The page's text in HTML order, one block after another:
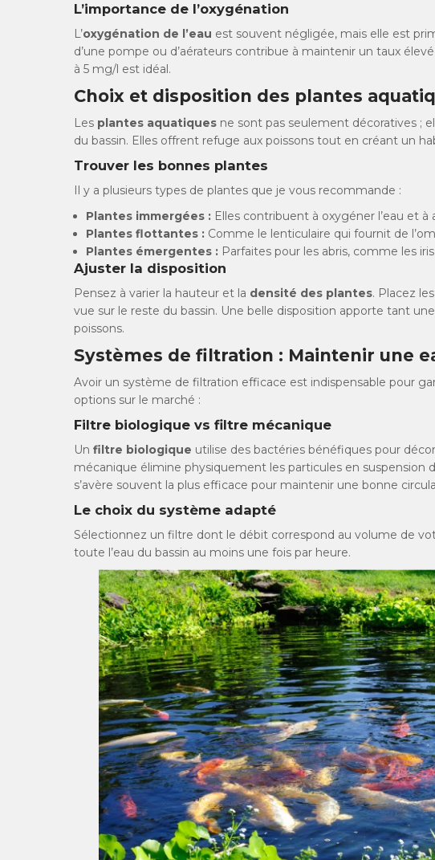
L’importance de l’oxygénation
L’oxygénation de l’eau est souvent négligée, mais elle est
d’une pompe ou d’aérateurs contribue à maintenir un taux
à 5 mg/l est idéal.
Choix et disposition des plantes
Les plantes aquatiques ne sont pas seulement décoratives ;
du bassin. Elles offrent refuge aux poissons tout en créant un
Trouver les bonnes plantes
Il y a plusieurs types de plantes que je vous recommande :
Plantes immergées : Elles contribuent à oxygéner l’eau et
Plantes flottantes : Comme le lenticulaire qui fournit de
Plantes émergentes : Parfaites pour les abris, comme les
Ajuster la disposition
Pensez à varier la hauteur et la densité des plantes. Placez
vue sur le reste du bassin. Une belle disposition apporte tant
poissons.
Systèmes de filtration : Maintenir une
Avoir un système de filtration efficace est indispensable pour
options sur le marché :
Filtre biologique vs filtre mécanique
Un filtre biologique utilise des bactéries bénéfiques pour
mécanique élimine physiquement les particules en suspension
s’avère souvent la plus efficace pour maintenir une bonne
Le choix du système adapté
Sélectionnez un filtre dont le débit correspond au volume de
toute l’eau du bassin au moins une fois par heure.